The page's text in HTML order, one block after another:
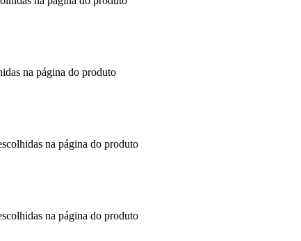
na página do produto
na página do produto
na página do produto